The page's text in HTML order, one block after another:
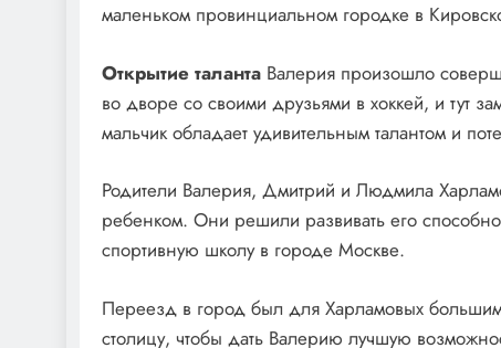
маленьком провинциальном городке в
Открытие таланта Валерия произошло
во дворе со своими друзьями в хоккей, и тут
мальчик обладает удивительным талантом и
Родители Валерия, Дмитрий и Людмила
ребенком. Они решили развивать его
спортивную школу в городе Москве.
Переезд в город был для Харламовых
столицу, чтобы дать Валерию лучшую